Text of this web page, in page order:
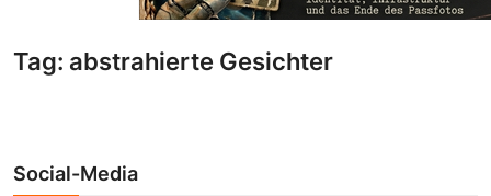
Galerie
Redaktion
Tag: abstrahierte Gesichter
Social-Media